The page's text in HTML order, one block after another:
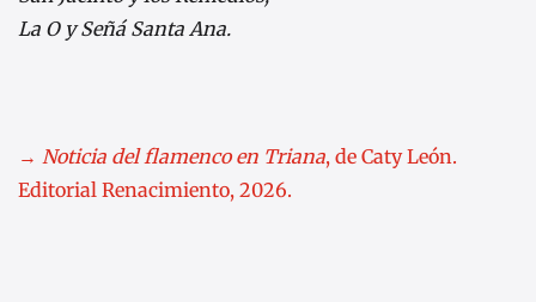
La O y Señá Santa Ana.
→ Noticia del flamenco en Triana, de Caty León.
Editorial Renacimiento, 2026.